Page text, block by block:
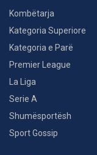
Kombëtarja
Kategoria Superiore
Kategoria e Parë
Premier League
La Liga
Serie A
Shumësportësh
Sport Gossip